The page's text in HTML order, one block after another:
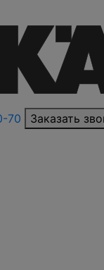
70 Заказать